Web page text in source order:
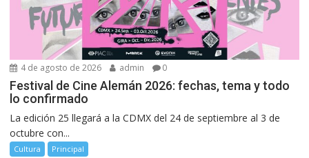
4 de agosto de 2026 admin 0
Festival de Cine Alemán 2026: fechas, tema y todo
lo confirmado
La edición 25 llegará a la CDMX del 24 de septiembre al 3 de
octubre con...
Cultura Principal